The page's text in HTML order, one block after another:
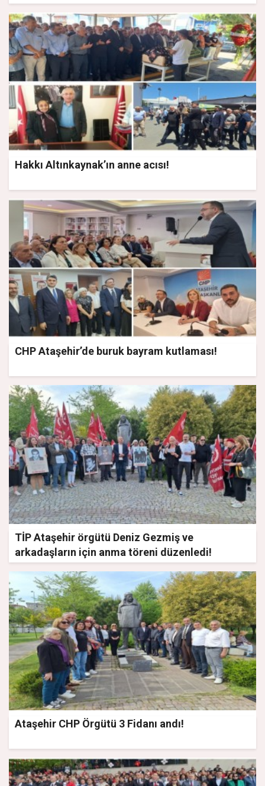
Hakkı Altınkaynak’ın anne acısı!
CHP Ataşehir’de buruk bayram kutlaması!
TİP Ataşehir örgütü Deniz Gezmiş ve
arkadaşların için anma töreni düzenledi!
Ataşehir CHP Örgütü 3 Fidanı andı!